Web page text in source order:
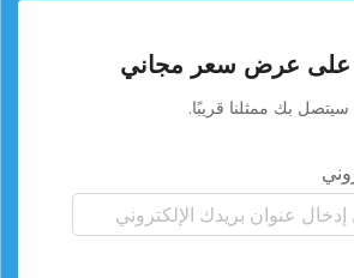
على عرض سعر مجاني
سيتصل بك ممثلنا قريبًا.